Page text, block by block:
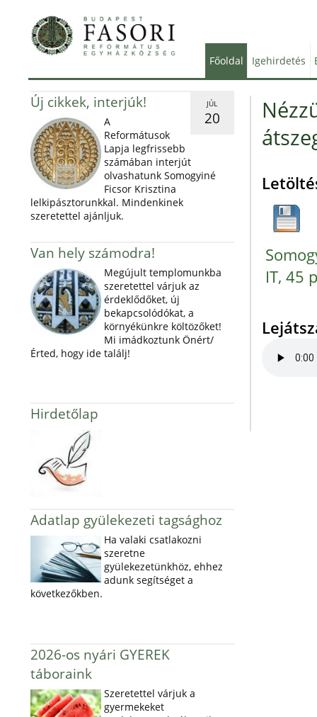
Főoldal Igehirdetés
JÚL
20
Új cikkek, interjúk!
A
Reformátusok
Lapja legfrissebb
számában interjút
olvashatunk Somogyiné
Ficsor Krisztina
lelkipásztorunkkal. Mindenkinek
szeretettel ajánljuk.
Van hely számodra!
Megújult templomunkba
szeretettel várjuk az
érdeklődőket, új
bekapcsolódókat, a
környékünkre költözőket!
Mi imádkoztunk Önért/
Érted, hogy ide találj!
Hirdetőlap
Adatlap gyülekezeti tagsághoz
Ha valaki csatlakozni
szeretne
gyülekezetünkhöz, ehhez
adunk segítséget a
következőkben.
2026-os nyári GYEREK
táboraink
Szeretettel várjuk a
gyermekeket
IT, 45